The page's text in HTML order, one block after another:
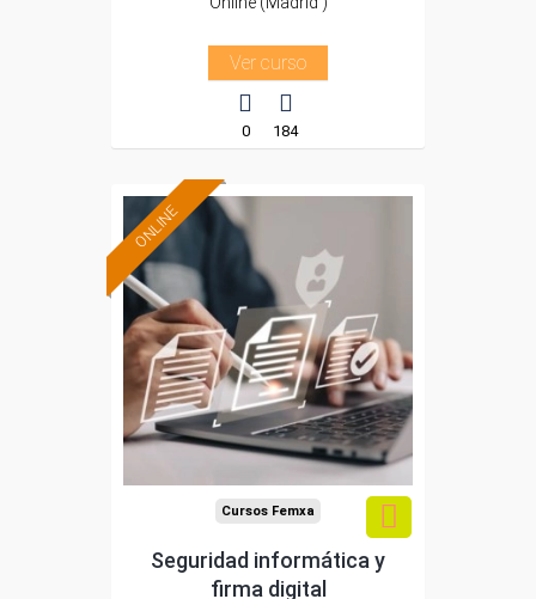
Ver curso
0 184
ONLINE
Formación 100%
subvencionada.
Para desempleados,
trabajadores y
autónomos de Madrid.
Para todos los sectores.
Cursos Femxa
Seguridad informática y
firma digital